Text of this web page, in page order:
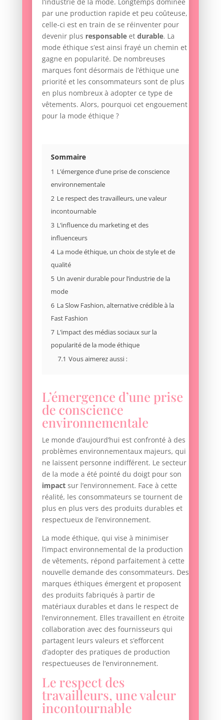
par une production rapide et peu coûteuse,
celle-ci est en train de se réinventer pour
devenir plus responsableet durable. La
mode éthique s’est ainsi frayé un chemin et
gagne en popularité. De nombreuses
marques font désormais de l’éthique une
priorité et les consommateurs sont de plus
en plus nombreux à adopter ce type de
vêtements. Alors, pourquoi cet engouement
pour la mode éthique ?
Sommaire
1 L’émergence d’une prise de conscience
environnementale
2 Le respect des travailleurs, une valeur
incontournable
3 L’influence du marketing et des
influenceurs
4 La mode éthique, un choix de style et de
qualité
5 Un avenir durable pour l’industrie de la
mode
6 La Slow Fashion, alternative crédible à la
Fast Fashion
7 L’impact des médias sociaux sur la
popularité de la mode éthique
7.1 Vous aimerez aussi :
L’émergence d’une prise
de conscience
environnementale
Le monde d’aujourd’hui est confronté à des
problèmes environnementaux majeurs, qui
ne laissent personne indifférent. Le secteur
de la mode a été pointé du doigt pour son
impactsur l’environnement. Face à cette
réalité, les consommateurs se tournent de
plus en plus vers des produits durables et
respectueux de l’environnement.
La mode éthique, qui vise à minimiser
l’impact environnemental de la production
de vêtements, répond parfaitement à cette
nouvelle demande des consommateurs. Des
marques éthiques émergent et proposent
des produits fabriqués à partir de
matériaux durables et dans le respect de
l’environnement. Elles travaillent en étroite
collaboration avec des fournisseurs qui
partagent leurs valeurs et s’efforcent
d’adopter des pratiques de production
respectueuses de l’environnement.
Le respect des
travailleurs, une valeur
incontournable